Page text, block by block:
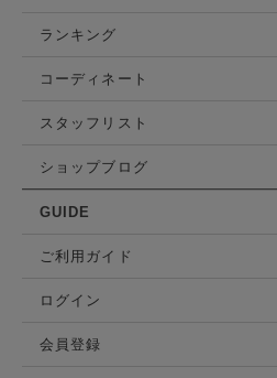
ランキング
コーディネート
スタッフリスト
ショップブログ
GUIDE
ご利用ガイド
ログイン
会員登録